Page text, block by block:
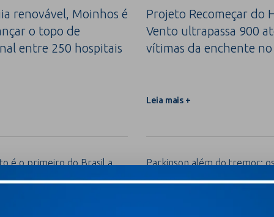
renovável, Moinhos é
o topo de
entre 250 hospitais
Projeto Recomeçar do
Vento ultrapassa 900
vítimas da enchente no
Leia mais +
é o primeiro do Brasil a
em certificação
Parkinson além do tremor:
ajudam a antecipar o